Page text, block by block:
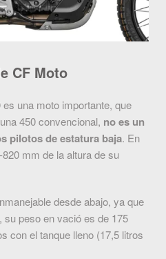
CF Moto
una moto importante, que
450 convencional, no es un
pilotos de estatura baja. En
mm de la altura de su
desde abajo, ya que
peso en vació es de 175
con el tanque lleno (17,5 litros